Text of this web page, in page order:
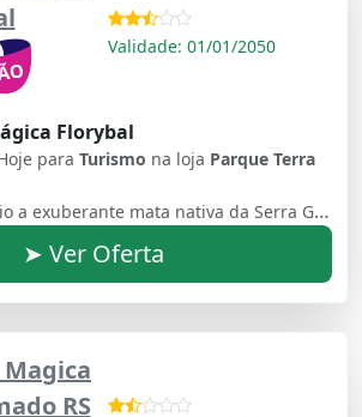
Validade: 01/01/2050
Florybal
para Turismo na loja Parque Terra
Localizado em meio a exuberante mata nativa da Serra Gaúcha, o complexo tem uma área total de 67 mil m², com 12 mil m² de área natural preservada
➤ Ver Oferta
RS